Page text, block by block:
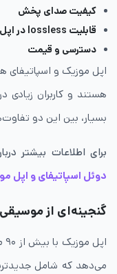
کیفیت صدای پخش
قابلیت lossless در اپل موزیک
دسترسی و قیمت
اپل موزیک و اسپاتیفای
هستند و کاربران زیادی
بسیار، بین این دو
برای اطلاعات بیشتر
دوئل اسپاتیفای و اپل
گنجینه‌ای از
می‌دهد که شامل